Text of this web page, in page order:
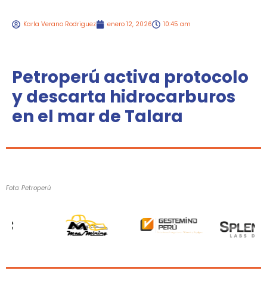
Karla Verano Rodriguez enero 12, 2026 10:45 am
Petroperú activa protocolo
y descarta hidrocarburos
en el mar de Talara
Foto: Petroperú